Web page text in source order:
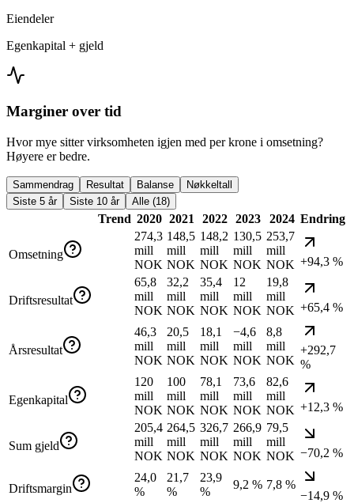
Eiendeler
Egenkapital + gjeld
Marginer over tid
Hvor mye sitter virksomheten igjen med per krone i omsetning?
Høyere er bedre.
Sammendrag Resultat Balanse
Nøkkeltall
Siste 5 år
Siste 10 år Alle (18)
Trend 2020 2021 2022 2023 2024 Endring
Omsetning
274,3
mill
NOK
148,5
mill
NOK
148,2
mill
NOK
130,5
mill
NOK
253,7
mill
NOK +94,3 %
Driftsresultat
65,8
mill
NOK
32,2
mill
NOK
35,4
mill
NOK
12
mill
NOK
19,8
mill
NOK +65,4 %
Årsresultat
46,3
mill
NOK
20,5
mill
NOK
18,1
mill
NOK
−4,6
mill
NOK
8,8
mill
NOK
+292,7
%
Egenkapital
120
mill
NOK
100
mill
NOK
78,1
mill
NOK
73,6
mill
NOK
82,6
mill
NOK +12,3 %
Sum gjeld
205,4
mill
NOK
264,5
mill
NOK
326,7
mill
NOK
266,9
mill
NOK
79,5
mill
NOK −70,2 %
Driftsmargin
24,0
%
21,7
%
23,9
%
9,2 % 7,8 %
−14,9 %